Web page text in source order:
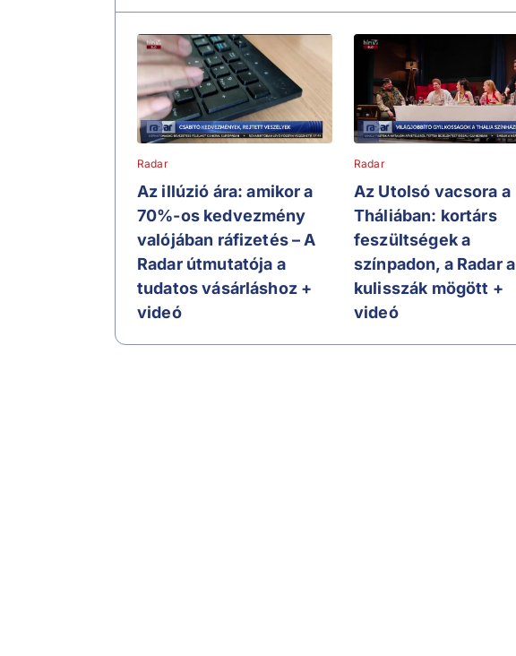
Radar
Az illúzió ára: amikor a
70%-os kedvezmény
valójában ráfizetés – A
Radar útmutatója a
tudatos vásárláshoz +
videó
Radar
Az Utolsó vacsora a
Tháliában: kortárs
feszültségek a
színpadon, a Radar a
kulisszák mögött +
videó